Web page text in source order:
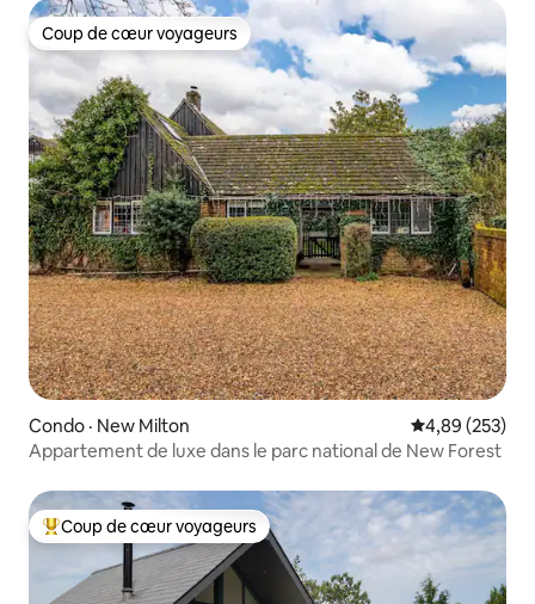
Coup de cœur voyageurs
Coup de cœur voyageurs
Condo · New Milton Note
4,89 (253)
Appartement de luxe dans le parc national de New Forest
Coup de cœur voyageurs parmi les plus aimés
Coup de cœur voyageurs